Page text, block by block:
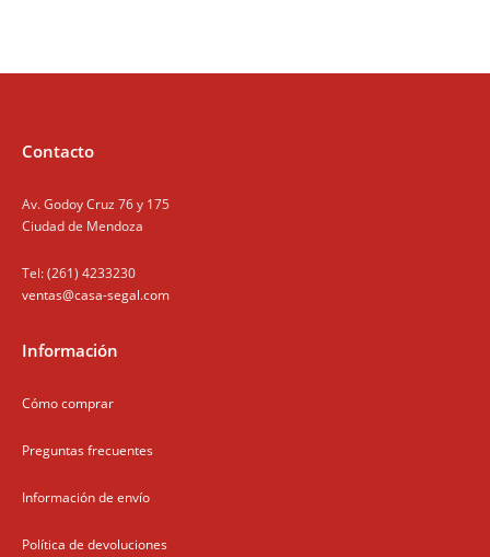
Contacto
Av. Godoy Cruz 76 y 175
Ciudad de Mendoza
Tel: (261) 4233230
ventas@casa-segal.com
Información
Cómo comprar
Preguntas frecuentes
Información de envío
Política de devoluciones